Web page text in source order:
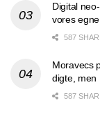
Digital
vores
587
Moravecs
digte, men
587